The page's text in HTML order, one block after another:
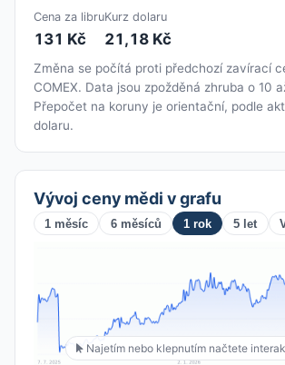
Cena za libru
131 Kč
Kurz dolaru
21,18 Kč
Změna se počítá proti předchozí zavírací
COMEX. Data jsou zpožděná zhruba o 10
Přepočet na koruny je orientační, podle
dolaru.
Vývoj ceny mědi v grafu
1 měsíc 6 měsíců 1 rok 5 let
Najetím nebo klepnutím načtete